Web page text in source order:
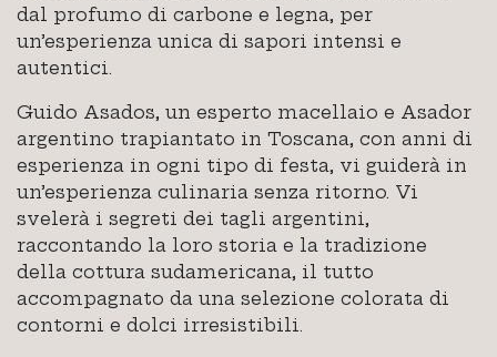
dal profumo di carbone e legna, per
un’esperienza unica di sapori intensi e
autentici.
Guido Asados, un esperto macellaio e Asador
argentino trapiantato in Toscana, con anni di
esperienza in ogni tipo di festa, vi guiderà in
un’esperienza culinaria senza ritorno. Vi
svelerà i segreti dei tagli argentini,
raccontando la loro storia e la tradizione
della cottura sudamericana, il tutto
accompagnato da una selezione colorata di
contorni e dolci irresistibili.